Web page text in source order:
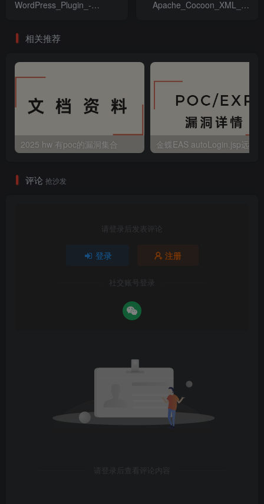
WordPress_Plugin_-
Apache_Cocoon_XML_外
相关推荐
2025 hw 有poc的漏洞集合
评论 抢沙发
请登录后发表评论
登录 注册
社交账号登录
请登录后查看评论内容